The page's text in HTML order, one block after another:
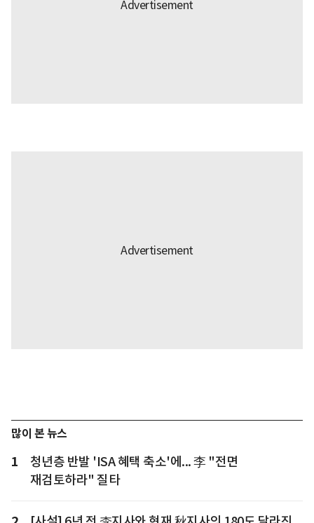
많이 본 뉴스
1
청년층 반발 'ISA 혜택 축소'에... 李 "전면
재검토하라" 질타